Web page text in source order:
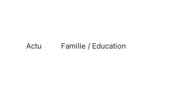
Actu Famille / Education